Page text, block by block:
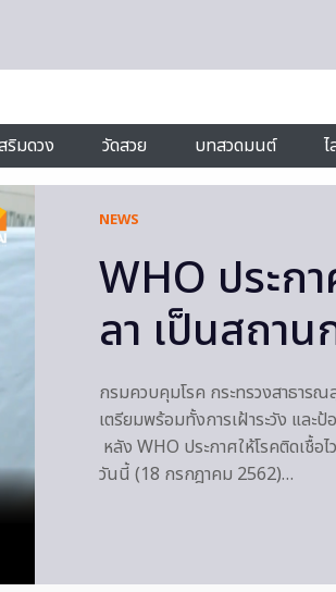
ริมดวง วัดสวย บทสวดมนต์
NEWS
WHO ประก
ลา เป็นสถา
กรมควบคุมโรค กระทรวงสาธารณ
เตรียมพร้อมทั้งการเฝ้าระวัง และ
หลัง WHO ประกาศให้โรคติดเชื้อ
วันนี้ (18 กรกฎาคม 2562)…